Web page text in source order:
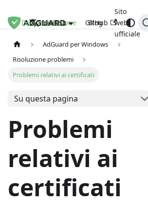
Documentazione Blog
Sito
web
ufficiale
Italiano GitHub
AdGuard per Windows
Risoluzione problemi
Problemi relativi ai certificati
Su questa pagina
Problemi
relativi ai
certificati